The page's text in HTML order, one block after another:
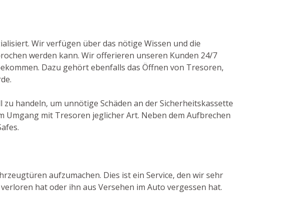
Wir verfügen über das nötige Wissen und die
werden kann. Wir offerieren unseren Kunden 24/7
Dazu gehört ebenfalls das Öffnen von Tresoren,
handeln, um unnötige Schäden an der Sicherheitskassette
mit Tresoren jeglicher Art. Neben dem Aufbrechen
aufzumachen. Dies ist ein Service, den wir sehr
hat oder ihn aus Versehen im Auto vergessen hat.